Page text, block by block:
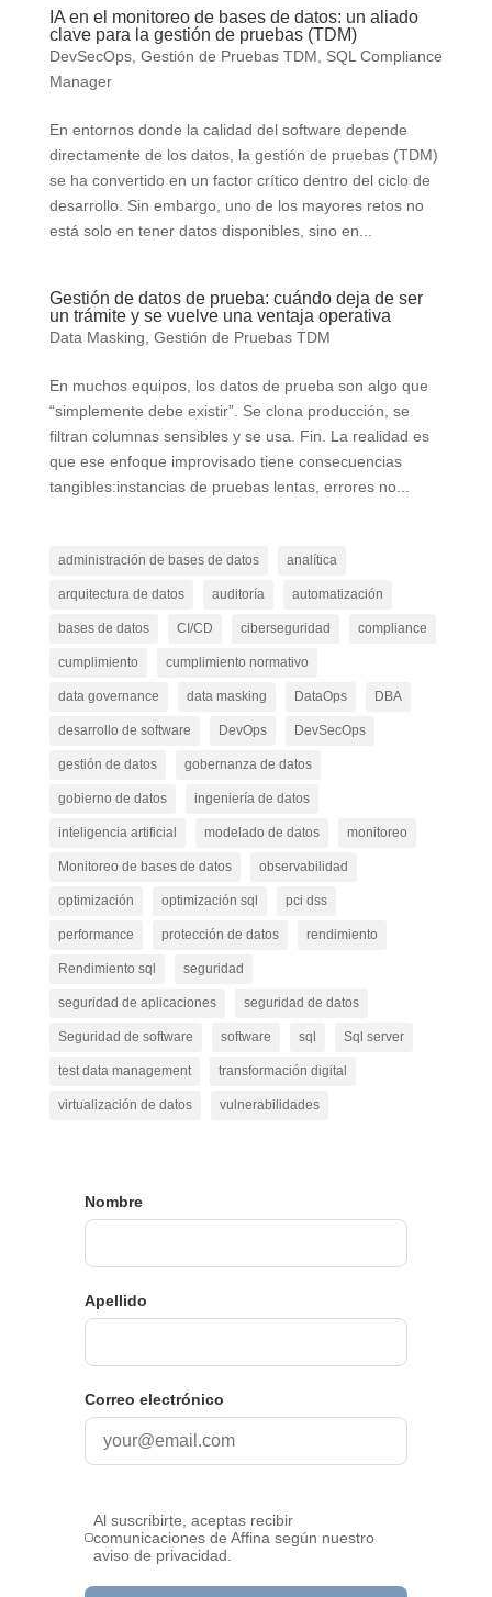
IA en el monitoreo de bases de datos: un aliado
clave para la gestión de pruebas (TDM)
DevSecOps, Gestión de Pruebas TDM
SQL Compliance
Manager
En entornos donde la calidad del software depende
directamente de los datos, la gestión de pruebas (TDM)
se ha convertido en un factor crítico dentro del ciclo de
desarrollo. Sin embargo, uno de los mayores retos no
está solo en tener datos disponibles, sino en...
Gestión de datos de prueba: cuándo deja de ser
un trámite y se vuelve una ventaja operativa
Data Masking Gestión de Pruebas TDM
En muchos equipos, los datos de prueba son algo que
“simplemente debe existir”. Se clona producción, se
filtran columnas sensibles y se usa. Fin. La realidad es
que ese enfoque improvisado tiene consecuencias
tangibles:instancias de pruebas lentas, errores no...
administración de bases de datos analítica
arquitectura de datos auditoría automatización
bases de datos CI/CD ciberseguridad compliance
cumplimiento cumplimiento normativo
data governance data masking DataOps DBA
desarrollo de software DevOps DevSecOps
gestión de datos gobernanza de datos
gobierno de datos ingeniería de datos
inteligencia artificial modelado de datos monitoreo
Monitoreo de bases de datos observabilidad
optimización optimización sql pci dss
performance protección de datos rendimiento
Rendimiento sql seguridad
seguridad de aplicaciones seguridad de datos
Seguridad de software software sql Sql server
test data management transformación digital
virtualización de datos vulnerabilidades